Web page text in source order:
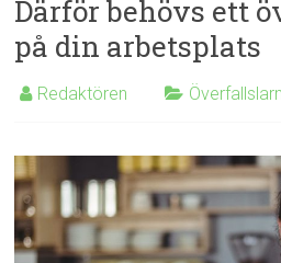
Därför behövs ett
på din arbetsplats
Redaktören